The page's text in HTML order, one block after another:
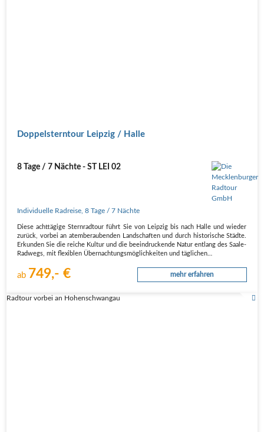
Doppelsterntour Leipzig / Halle
8 Tage / 7 Nächte - ST LEI 02
Individuelle Radreise ,8 Tage / 7 Nächte
Diese achttägige Sternradtour führt Sie von Leipzig bis nach Halle und wieder
zurück, vorbei an atemberaubenden Landschaften und durch historische Städte.
Erkunden Sie die reiche Kultur und die beeindruckende Natur entlang des Saale-
Radwegs, mit flexiblen Übernachtungsmöglichkeiten und täglichen…
ab 749,- € mehr erfahren
Radtour vorbei an Hohenschwangau